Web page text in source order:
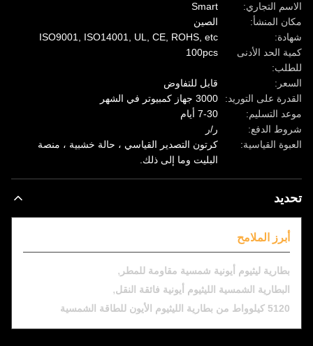
الاسم التجاري:
Smart
مكان المنشأ:
الصين
شهادة:
ISO9001, ISO14001, UL, CE, ROHS, etc
كمية الحد الأدنى
للطلب:
100pcs
السعر:
قابل للتفاوض
القدرة على التوريد:
3000 جهاز كمبيوتر في الشهر
موعد التسليم:
7-30 أيام
شروط الدفع:
ر/ر
العبوة القياسية:
كرتون التصدير القياسي ، حالة خشبية ، منصة
البليت وما إلى ذلك.
تحديد
أبرز الملامح
بطارية ليثيوم أيونية شمسية مقاومة للمطر ,
البطارية الشمسية الليثيوم أيونية فائقة النقل,
5120 كيلوواط من بطارية الليثيوم الأيون للطاقة الشمسية